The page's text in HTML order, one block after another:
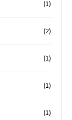
(1)
(2)
(1)
(1)
(1)